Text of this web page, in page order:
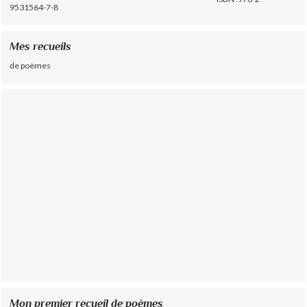
9531564-7-8
Mes recueils
de poèmes
Mon premier recueil de poèmes